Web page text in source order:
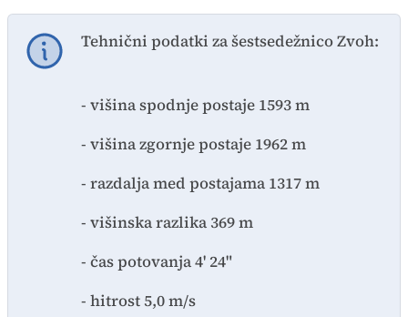
Tehnični podatki za šestsedežnico Zvoh:
- višina spodnje postaje 1593 m
- višina zgornje postaje 1962 m
- razdalja med postajama 1317 m
- višinska razlika 369 m
- čas potovanja 4' 24"
- hitrost 5,0 m/s